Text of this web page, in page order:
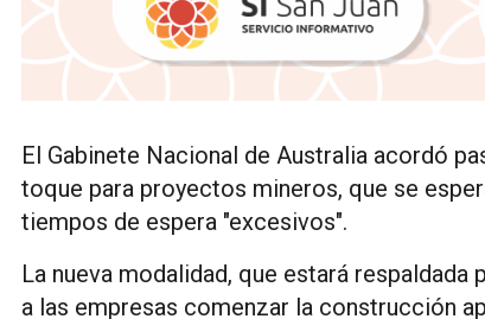
El Gabinete Nacional de Australia acordó
toque para proyectos mineros, que se
tiempos de espera "excesivos".
La nueva modalidad, que estará
a las empresas comenzar la construcción